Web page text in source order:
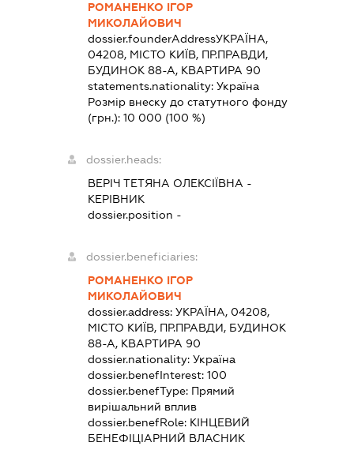
РОМАНЕНКО ІГОР
МИКОЛАЙОВИЧ
dossier.founderAddressУКРАЇНА,
04208, МІСТО КИЇВ, ПР.ПРАВДИ,
БУДИНОК 88-А, КВАРТИРА 90
statements.nationality:Україна
Розмір внеску до статутного фонду
(грн.):10 000 (100 %)
dossier.heads:
ВЕРІЧ ТЕТЯНА ОЛЕКСІЇВНА -
КЕРІВНИК
dossier.position -
dossier.beneficiaries:
РОМАНЕНКО ІГОР
МИКОЛАЙОВИЧ
dossier.address:УКРАЇНА, 04208,
МІСТО КИЇВ, ПР.ПРАВДИ, БУДИНОК
88-А, КВАРТИРА 90
dossier.nationality:Україна
dossier.benefInterest:100
dossier.benefType: Прямий
вирішальний вплив
dossier.benefRole: КІНЦЕВИЙ
БЕНЕФІЦІАРНИЙ ВЛАСНИК